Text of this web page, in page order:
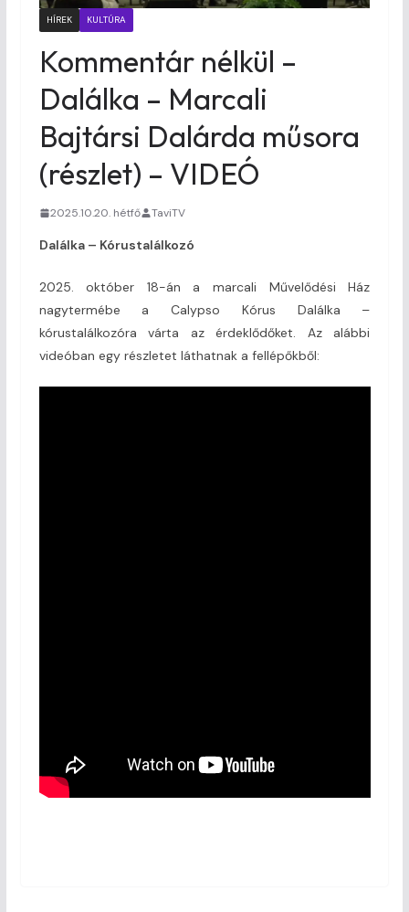
HÍREK KULTÚRA
Kommentár nélkül –
Dalálka – Marcali
Bajtársi Dalárda műsora
(részlet) – VIDEÓ
2025.10.20. hétfő TaviTV
Dalálka – Kórustalálkozó
2025. október 18-án a marcali Művelődési Ház
nagytermébe a Calypso Kórus Dalálka –
kórustalálkozóra várta az érdeklődőket. Az alábbi
videóban egy részletet láthatnak a fellépőkből: